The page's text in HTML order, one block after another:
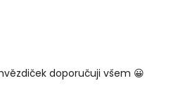
z 5 hvězdiček.
doporučuji všem 😀